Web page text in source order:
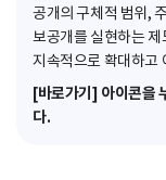
공개의 구체적 범위,
보공개를 실현하는
지속적으로 확대하고
[바로가기] 아이콘을
다.